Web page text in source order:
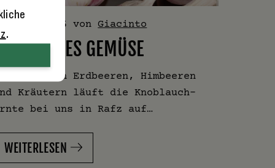
Juli 2016 von Giacinto
GEMÜSE
vielen Erdbeeren, Himbeeren
Kräutern läuft die Knoblauch-
bei uns in Rafz auf…
WEITERLESEN
.